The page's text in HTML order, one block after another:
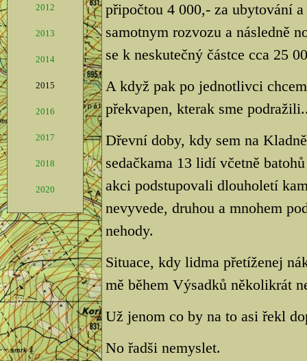
2012
2013
2014
2015
2016
2017
2018
2020
připočtou 4 000,- za ubytování
samotnym rozvozu a následně
se k neskutečný částce cca 25
A když pak po jednotlivci
překvapen, kterak sme
Dřevní doby, kdy sem na
sedačkama 13 lidí včetně
akci podstupovali dlouholetí
nevyvede, druhou a mnohem
nehody.
Situace, kdy lidma přetíženej
mě během Výsadků několikrát
Už jenom co by na to asi řekl
No řadši nemyslet.